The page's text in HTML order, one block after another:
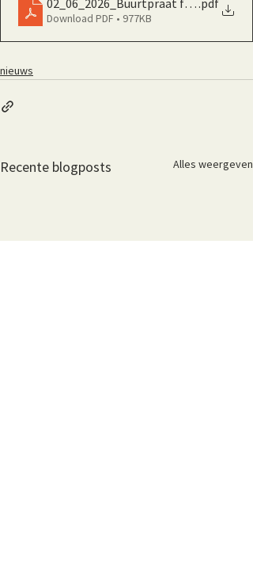
02_06_2026_Buurtpraat flyer.pdf
Download PDF • 977KB
nieuws
Recente blogposts Alles weergeven